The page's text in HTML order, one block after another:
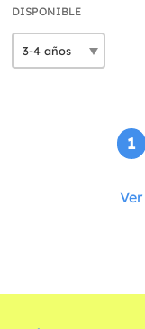
DISPONIBLE
1